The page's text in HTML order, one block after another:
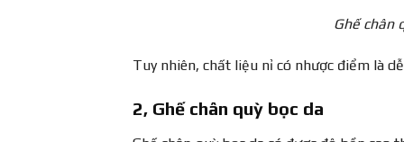
Ghế chân
Tuy nhiên, chất liệu nỉ có nhược điểm là
2, Ghế chân quỳ bọc da